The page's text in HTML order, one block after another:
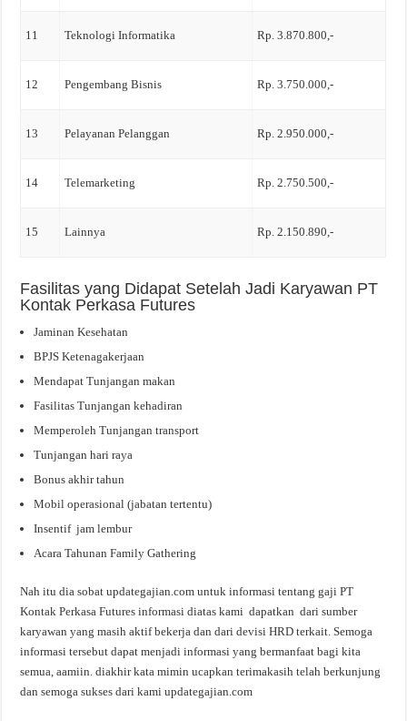
11 Teknologi Informatika Rp. 3.870.800,-
12 Pengembang Bisnis Rp. 3.750.000,-
13 Pelayanan Pelanggan Rp. 2.950.000,-
14 Telemarketing Rp. 2.750.500,-
15 Lainnya Rp. 2.150.890,-
Fasilitas yang Didapat Setelah Jadi Karyawan PT
Kontak Perkasa Futures
Jaminan Kesehatan
BPJS Ketenagakerjaan
Mendapat Tunjangan makan
Fasilitas Tunjangan kehadiran
Memperoleh Tunjangan transport
Tunjangan hari raya
Bonus akhir tahun
Mobil operasional (jabatan tertentu)
Insentif jam lembur
Acara Tahunan Family Gathering
Nah itu dia sobat updategajian.com untuk informasi tentang gaji PT
Kontak Perkasa Futures informasi diatas kami dapatkan dari sumber
karyawan yang masih aktif bekerja dan dari devisi HRD terkait. Semoga
informasi tersebut dapat menjadi informasi yang bermanfaat bagi kita
semua, aamiin. diakhir kata mimin ucapkan terimakasih telah berkunjung
dan semoga sukses dari kami updategajian.com